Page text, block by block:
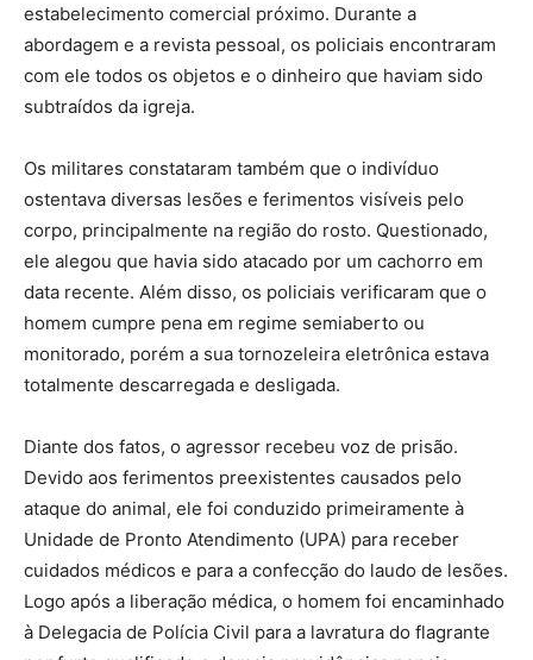
estabelecimento comercial próximo. Durante a
abordagem e a revista pessoal, os policiais encontraram
com ele todos os objetos e o dinheiro que haviam sido
subtraídos da igreja.
Os militares constataram também que o indivíduo
ostentava diversas lesões e ferimentos visíveis pelo
corpo, principalmente na região do rosto. Questionado,
ele alegou que havia sido atacado por um cachorro em
data recente. Além disso, os policiais verificaram que o
homem cumpre pena em regime semiaberto ou
monitorado, porém a sua tornozeleira eletrônica estava
totalmente descarregada e desligada.
Diante dos fatos, o agressor recebeu voz de prisão.
Devido aos ferimentos preexistentes causados pelo
ataque do animal, ele foi conduzido primeiramente à
Unidade de Pronto Atendimento (UPA) para receber
cuidados médicos e para a confecção do laudo de lesões.
Logo após a liberação médica, o homem foi encaminhado
à Delegacia de Polícia Civil para a lavratura do flagrante